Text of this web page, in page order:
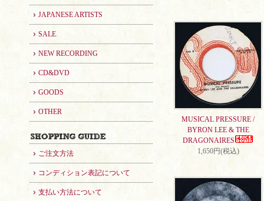
JAPANESE ARTISTS
SALE
NEW RECORDING
CD&DVD
GOODS
OTHER
ご注文方法
コンディション表記について
支払い方法について
MUSICAL PRESSURE /
BYRON LEE & THE
DRAGONAIRES
1,650円(税込)